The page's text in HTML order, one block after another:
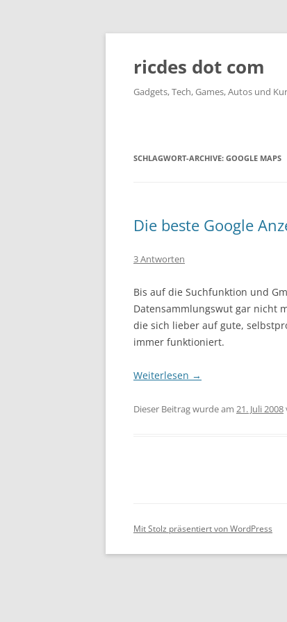
ricdes dot com
Gadgets, Tech, Games, Autos und
SCHLAGWORT-ARCHIVE: GOOGLE MAPS
Die beste Google
3 Antworten
Bis auf die Suchfunktion und
Datensammlungswut gar nicht
die sich lieber auf gute,
immer funktioniert.
Weiterlesen →
Dieser Beitrag wurde am 21. Juli 2008
Mit Stolz präsentiert von WordPress